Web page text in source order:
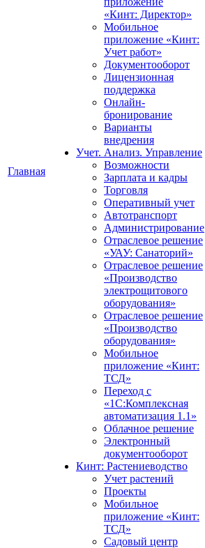
Главная
«Кинт: Директор»
Мобильное
приложение «Кинт:
Учет работ»
Документооборот
Лицензионная
поддержка
Онлайн-
бронирование
Варианты
внедрения
Учет. Анализ. Управление
Возможности
Зарплата и кадры
Торговля
Оперативный учет
Автотранспорт
Администрирование
Отраслевое решение
«УАУ: Санаторий»
Отраслевое решение
«Производство
электрощитового
оборудования»
Отраслевое решение
«Производство
оборудования»
Мобильное
приложение «Кинт:
ТСД»
Переход с
«1С:Комплексная
автоматизация 1.1»
Облачное решение
Электронный
документооборот
Кинт: Растениеводство
Учет растений
Проекты
Мобильное
приложение «Кинт:
ТСД»
Садовый центр